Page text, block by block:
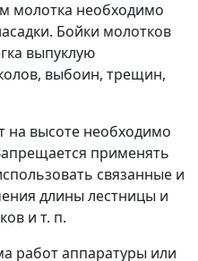
молотка необходимо
Бойки молотков
выпуклую
выбоин, трещин,
на высоте необходимо
применять
связанные и
длины лестницы и
и т. п.
работ аппаратуры или